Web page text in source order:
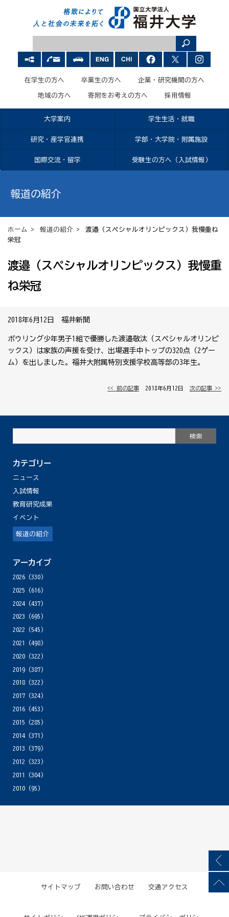
在学生の方へ 卒業生の方へ 企業・研究機関の方へ
地域の方へ 寄附をお考えの方へ 採用情報
大学案内 学生生活・就職
研究・産学官連携 学部・大学院・附属施設
国際交流・留学 受験生の方へ（入試情報）
報道の紹介
ホーム > 報道の紹介 > 渡邉（スペシャルオリンピックス）我慢重ね
栄冠
渡邉（スペシャルオリンピックス）我慢重
ね栄冠
2018年6月12日 福井新聞
ボウリング少年男子1組で優勝した渡邉敬汰（スペシャルオリンピ
ックス）は家族の声援を受け、出場選手中トップの320点（2ゲー
ム）を出しました。福井大附属特別支援学校高等部の3年生。
<< 前の記事 │ 2018年6月12日 │次の記事 >>
カテゴリー
ニュース
入試情報
教育研究成果
イベント
報道の紹介
アーカイブ
2026(330)
2025 (616)
2024(437)
2023 (695)
2022 (545)
2021
(498)
2020(322)
2019(387)
2018(322)
2017(324)
2016(453)
2015 (285)
2014(371)
2013 (379)
2012 (323)
2011
(304)
2010(95)
サイトマップ お問い合わせ 交通アクセス